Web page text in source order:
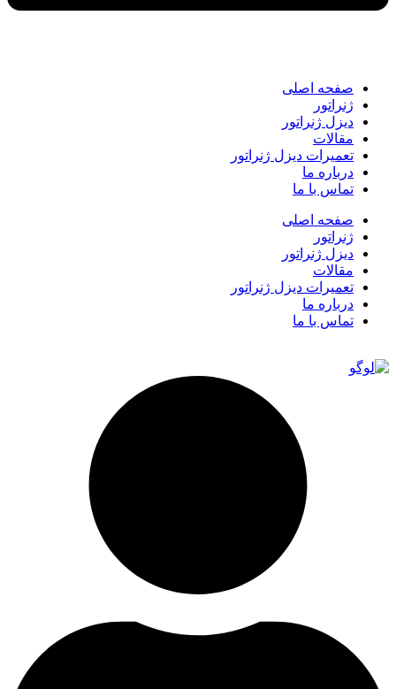
صفحه اصلی
ژنراتور
دیزل ژنراتور
مقالات
تعمیرات دیزل ژنراتور
درباره ما
تماس با ما
صفحه اصلی
ژنراتور
دیزل ژنراتور
مقالات
تعمیرات دیزل ژنراتور
درباره ما
تماس با ما